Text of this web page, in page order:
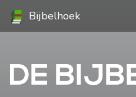
Bijbelhoek
DE